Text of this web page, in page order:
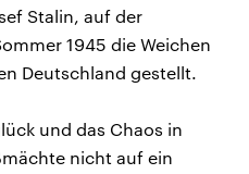
Stalin, auf der
1945 die Weichen
Deutschland gestellt.
und das Chaos in
nicht auf ein